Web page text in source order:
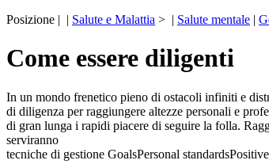
Posizione | | Salute e Malattia > | Salute mentale |
Come essere diligenti
In un mondo frenetico pieno di ostacoli infiniti e
di diligenza per raggiungere altezze personali e
di gran lunga i rapidi piacere di seguire la folla.
serviranno
tecniche di gestione GoalsPersonal